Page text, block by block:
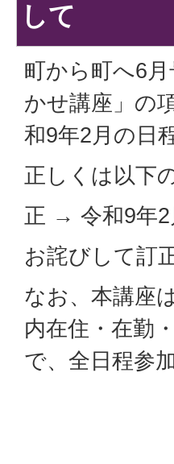
して
町から町へ6
かせ講座」の
和9年2月の日
正しくは以下
正 → 令和9年2
お詫びして訂
なお、本講座
内在住・在勤
で、全日程参